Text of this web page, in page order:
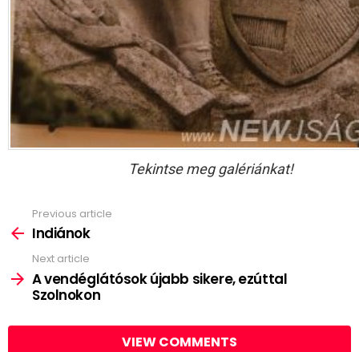
Tekintse meg galériánkat!
more
Previous article
Indiánok
Next article
A vendéglátósok újabb sikere, ezúttal
Szolnokon
VIEW COMMENTS